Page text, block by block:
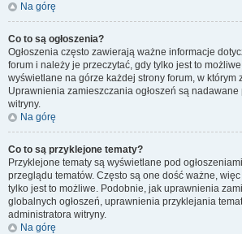
Na górę
Co to są ogłoszenia?
Ogłoszenia często zawierają ważne informacje
forum i należy je przeczytać, gdy tylko jest to
wyświetlane na górze każdej strony forum, w którym
Uprawnienia zamieszczania ogłoszeń są
witryny.
Na górę
Co to są przyklejone tematy?
Przyklejone tematy są wyświetlane pod
przeglądu tematów. Często są one dość ważne,
tylko jest to możliwe. Podobnie, jak uprawnienia
globalnych ogłoszeń, uprawnienia przyklejania
administratora witryny.
Na górę